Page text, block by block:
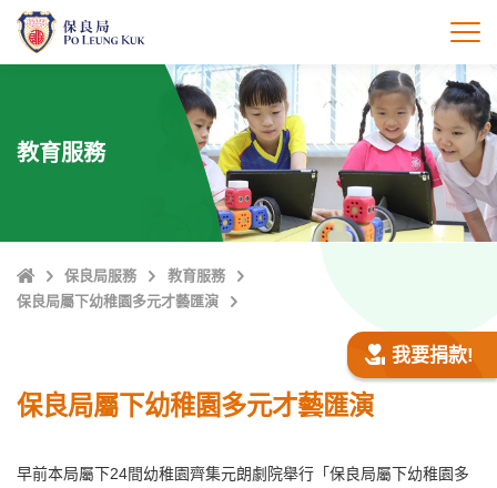
打
教育服務
主
頁
保良局服務
教育服務
保良局屬下幼稚園多元才藝匯演
我要捐款!
保良局屬下幼稚園多元才藝匯演
早前本局屬下24間幼稚園齊集元朗劇院舉行「保良局屬下幼稚園多